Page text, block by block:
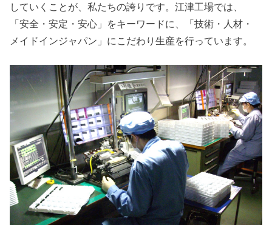
していくことが、私たちの誇りです。江津工場では、
「安全・安定・安心」をキーワードに、「技術・人材・
メイドインジャパン」にこだわり生産を行っています。